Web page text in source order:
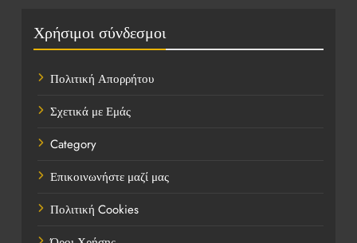
Πολιτική
Τοποθεσίες
Χρήσιμοι σύνδεσμοι
Πολιτική Απορρήτου
Σχετικά με Εμάς
Category
Επικοινωνήστε μαζί μας
Πολιτική Cookies